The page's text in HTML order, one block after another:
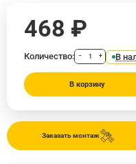
Заказать монтаж
468 ₽
Количество: − + В
В корзину